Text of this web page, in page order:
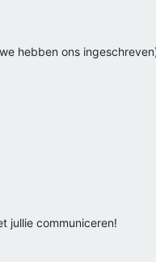
hebben ons
jullie communiceren!